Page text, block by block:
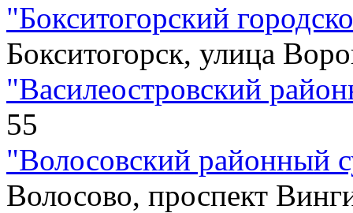
"Бокситогорский
Бокситогорск, улица
"Василеостровский
55
"Волосовский районный
Волосово, проспект